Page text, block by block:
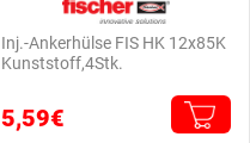
Inj.-Ankerhülse FIS HK 12x85K
Kunststoff,4Stk.
5,59€